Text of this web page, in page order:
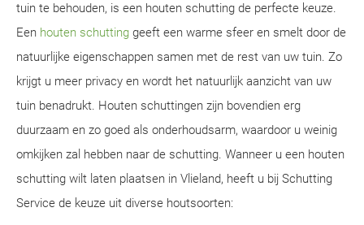
tuin te behouden, is een houten schutting de perfecte keuze.
Een houten schutting geeft een warme sfeer en smelt door de
natuurlijke eigenschappen samen met de rest van uw tuin. Zo
krijgt u meer privacy en wordt het natuurlijk aanzicht van uw
tuin benadrukt. Houten schuttingen zijn bovendien erg
duurzaam en zo goed als onderhoudsarm, waardoor u weinig
omkijken zal hebben naar de schutting. Wanneer u een houten
schutting wilt laten plaatsen in Vlieland, heeft u bij Schutting
Service de keuze uit diverse houtsoorten: